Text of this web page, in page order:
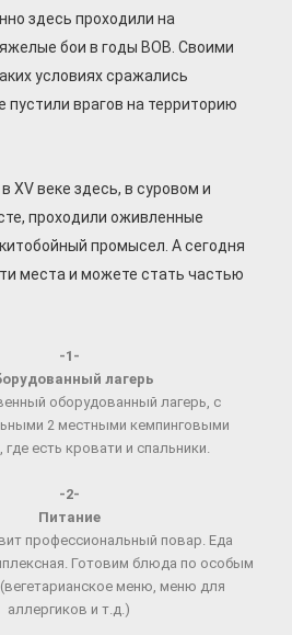
здесь проходили на
бои в годы ВОВ. Своими
условиях сражались
пустили врагов на территорию
XV веке здесь, в суровом и
проходили оживленные
промысел. А сегодня
места и можете стать частью
-1-
лагерь
оборудованный лагерь, с
2 местными кемпинговыми
где есть кровати и спальники.
-2-
Питание
профессиональный повар. Еда
Готовим блюда по особым
меню, меню для
аллергиков и т.д.)